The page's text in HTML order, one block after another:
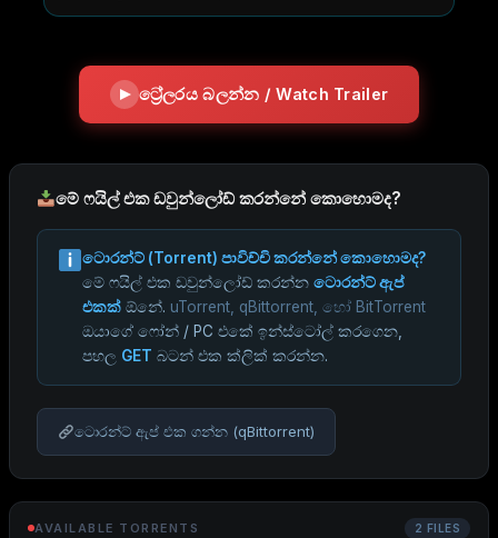
ට්‍රේලරය බලන්න / Watch Trailer
මේ ෆයිල් එක ඩවුන්ලෝඩ් කරන්නේ කොහොමද?
ටොරන්ට් (Torrent) පාවිච්චි කරන්නේ කොහොමද?
මේ ෆයිල් එක ඩවුන්ලෝඩ් කරන්නටොරන්ට් ඇප්
එකක් ඕනේ. uTorrent, qBittorrent, හෝ BitTorrent
ඔයාගේ ෆෝන් / PC එකේ ඉන්ස්ටෝල් කරගෙන,
පහල GET බටන් එක ක්ලික් කරන්න.
ටොරන්ට් ඇප් එක ගන්න (qBittorrent)
AVAILABLE TORRENTS 2 FILES